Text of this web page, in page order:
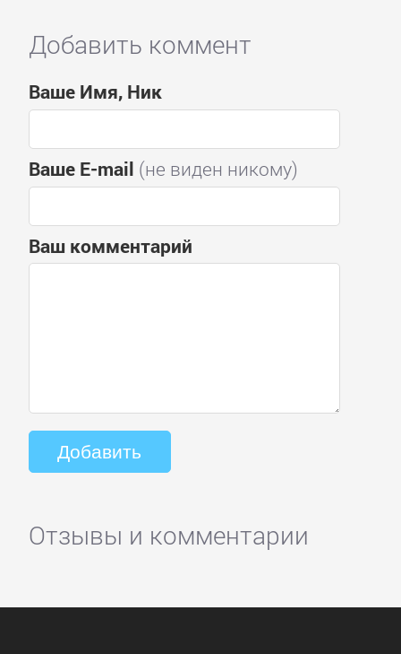
Добавить коммент
Ваше Имя, Ник
Ваше E-mail (не виден никому)
Ваш комментарий
Отзывы и комментарии